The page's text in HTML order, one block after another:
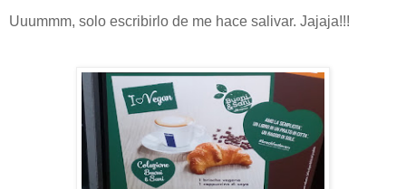
Uuummm, solo escribirlo de me hace salivar. Jajaja!!!